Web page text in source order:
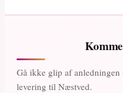
Gå ikke glip af
levering til Næstved.